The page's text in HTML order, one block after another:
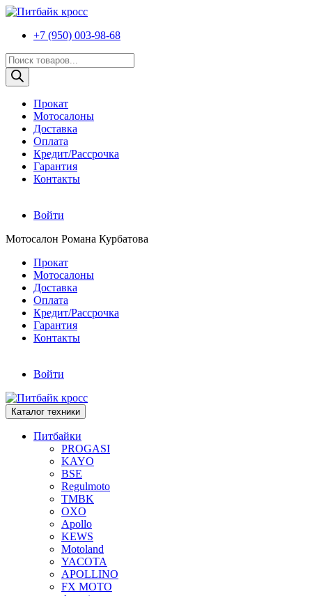
+7 (950) 003-98-68
Поиск
товаров
Прокат
Мотосалоны
Доставка
Оплата
Кредит/Рассрочка
Гарантия
Контакты
Войти
Мотосалон Романа Курбатова
Прокат
Мотосалоны
Доставка
Оплата
Кредит/Рассрочка
Гарантия
Контакты
Войти
Каталог техники
Питбайки
PROGASI
KAYO
BSE
Regulmoto
TMBK
OXO
Apollo
KEWS
Motoland
YACOTA
APOLLINO
FX MOTO